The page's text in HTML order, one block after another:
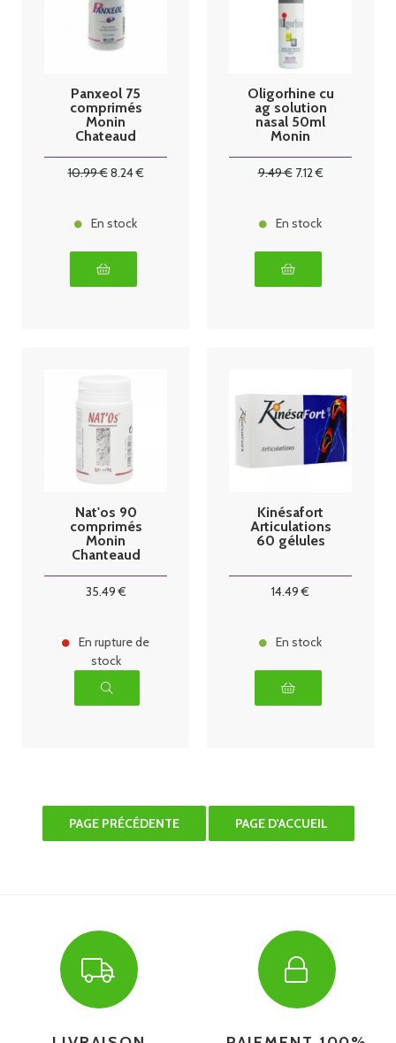
Panxeol 75
comprimés
Monin
Chateaud
10.99€8.24€
En stock
Oligorhine cu
ag solution
nasal 50ml
Monin
9.49€ 7.12€
En stock
Nat'os 90
comprimés
Monin
Chanteaud
35.49€
En rupture de
stock
Kinésafort
Articulations
60 gélules
14.49 €
En stock